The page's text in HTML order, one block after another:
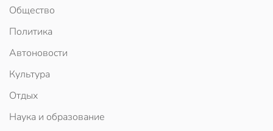
Общество
Политика
Автоновости
Культура
Отдых
Наука и образование